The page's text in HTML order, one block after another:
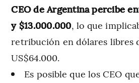
CEO de Argentina percibe
y $13.000.000, lo que
retribución en dólares libres
US$64.000.
Es posible que los CEO